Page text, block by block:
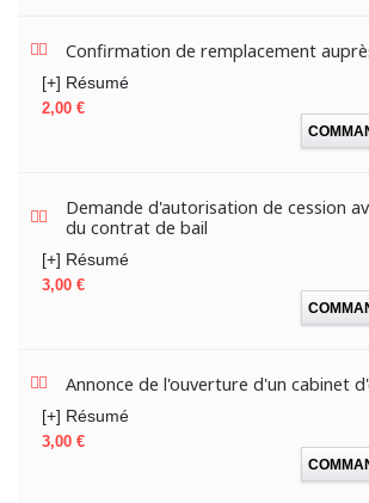
Confirmation de remplacement
[+] Résumé
Prix
2,00 €
Demande d'autorisation de cession
du contrat de bail
[+] Résumé
Prix
3,00 €
Annonce de l'ouverture d'un cabinet
[+] Résumé
Prix
3,00 €